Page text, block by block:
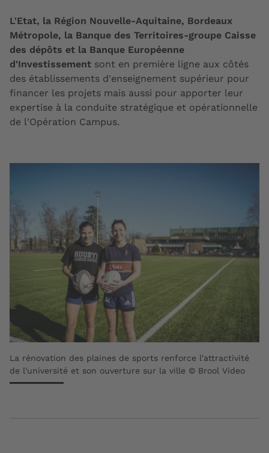
L'Etat, la Région Nouvelle-Aquitaine, Bordeaux
Métropole, la Banque des Territoires-groupe Caisse
des dépôts et la Banque Européenne
d'Investissement sont en première ligne aux côtés
des établissements d'enseignement supérieur pour
financer les projets mais aussi pour apporter leur
expertise à la conduite stratégique et opérationnelle
de l'Opération Campus.
La rénovation des plaines de sports renforce l'attractivité
de l'université et son ouverture sur la ville © Brool Video